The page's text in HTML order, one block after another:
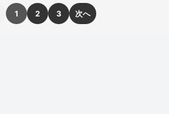
1 2 3 次へ